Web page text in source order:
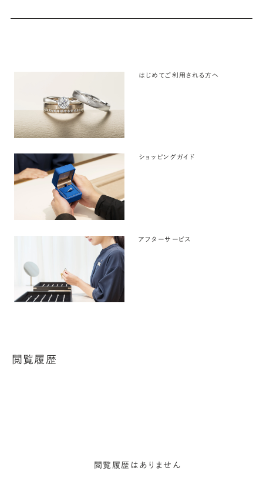
はじめてご利用される方へ
ショッピングガイド
アフターサービス
閲覧履歴
閲覧履歴はありません